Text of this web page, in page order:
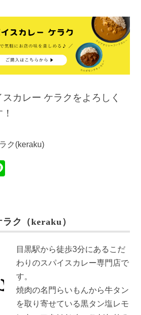
カレー ケラクをよろしく
ク(keraku)
ク（keraku）
目黒駅から徒歩3分にあるこだ
わりのスパイスカレー専門店で
す。
焼肉の名門らいもんから牛タン
を取り寄せている黒タン塩レモ